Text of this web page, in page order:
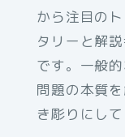
から注目の
タリーと解
です。一般
問題の本質
き彫りにし